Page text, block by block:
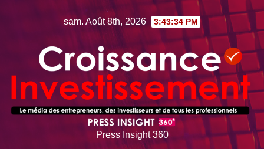
sam. Août 8th, 2026 3:43:35 PM
Press Insight 360